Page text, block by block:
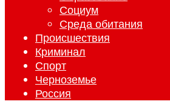
Социум
Среда обитания
Происшествия
Криминал
Спорт
Черноземье
Россия